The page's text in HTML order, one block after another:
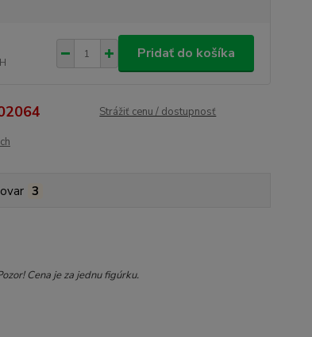
Pridať do košíka
Strážiť cenu / dostupnosť
3
Cena je za jednu figúrku.